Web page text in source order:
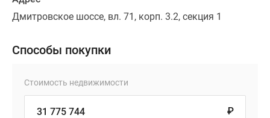
Дмитровское шоссе, вл. 71, корп. 3.2, секция 1
Способы покупки
Стоимость недвижимости
₽